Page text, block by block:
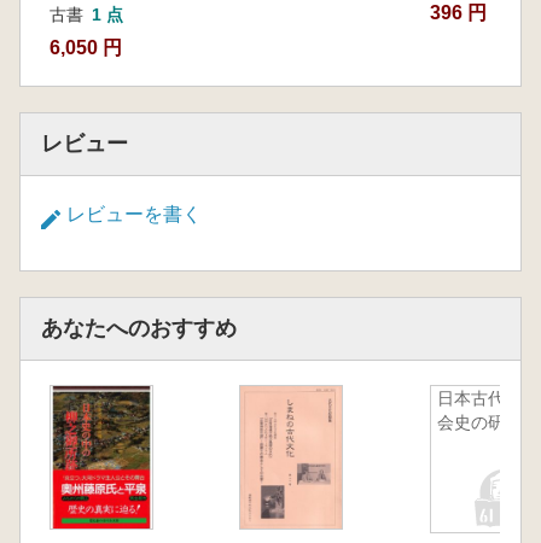
古書 1 点
6,050 円
396 円
レビュー
レビューを書く
あなたへのおすすめ
日本古代社
会史の研究